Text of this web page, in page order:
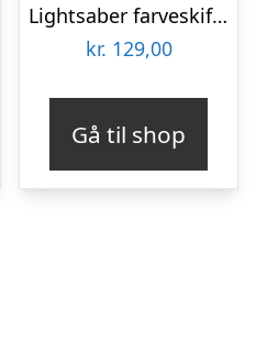
Lightsaber farveskiftende krus
kr. 129,00
Gå til shop